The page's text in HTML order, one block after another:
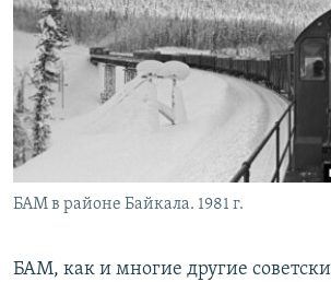
БАМ в районе Байкала. 1981 г.
БАМ, как и многие другие